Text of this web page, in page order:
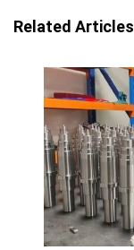
Related Articles